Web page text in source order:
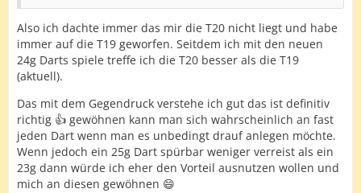
Also ich dachte immer das mir die T20 nicht liegt und habe
immer auf die T19 geworfen. Seitdem ich mit den neuen
24g Darts spiele treffe ich die T20 besser als die T19
(aktuell).
Das mit dem Gegendruck verstehe ich gut das ist definitiv
richtig 👍 gewöhnen kann man sich wahrscheinlich an fast
jeden Dart wenn man es unbedingt drauf anlegen möchte.
Wenn jedoch ein 25g Dart spürbar weniger verreist als ein
23g dann würde ich eher den Vorteil ausnutzen wollen und
mich an diesen gewöhnen 😄